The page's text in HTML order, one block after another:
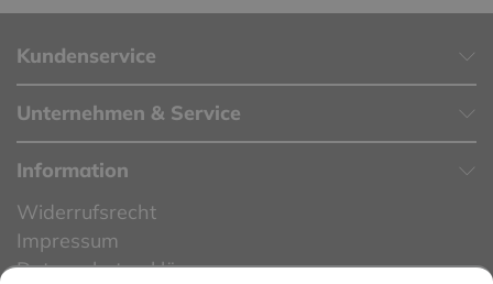
Kundenservice
Unternehmen & Service
Information
Widerrufsrecht
Impressum
Datenschutzerklärung